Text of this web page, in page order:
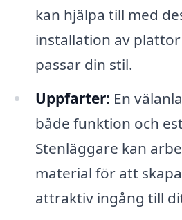
kan hjälpa till med
installation av
passar din stil.
Uppfarter: En
både funktion och
Stenläggare kan
material för att
attraktiv ingång till